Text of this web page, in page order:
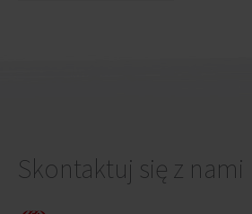
Skontaktuj się z nami